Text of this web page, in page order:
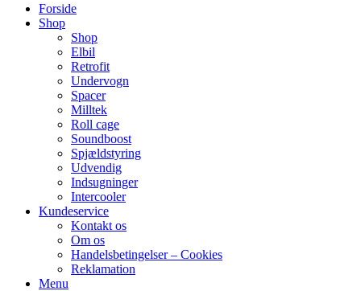
Forside
Shop
Shop
Elbil
Retrofit
Undervogn
Spacer
Milltek
Roll cage
Soundboost
Spjældstyring
Udvendig
Indsugninger
Intercooler
Kundeservice
Kontakt os
Om os
Handelsbetingelser – Cookies
Reklamation
Menu